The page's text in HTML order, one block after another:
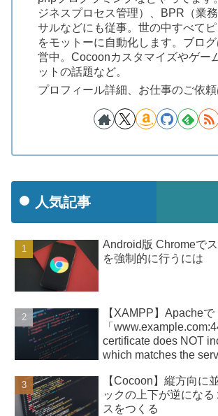
ジネスプロセス管理）、BPR（業
サルなどにも従事。世の中すべて
をモットーに自動化します。ブロ
営中。Cocoonカスタマイズやゲー
ットの話題など。
プロフィール詳細、お仕事のご依
人気記事
Android版 Chromeで
を強制的に行うには
【XAMPP】Apacheで
「
certificate does NOT
which matches the
【Cocoon】縦方向に
ックの上下が逆になる
スをつくる